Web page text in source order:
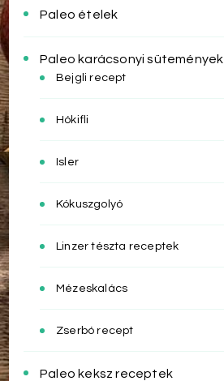
Paleo ételek
Paleo karácsonyi sütemények
Bejgli recept
Hókifli
Isler
Kókuszgolyó
Linzer tészta receptek
Mézeskalács
Zserbó recept
Paleo keksz receptek